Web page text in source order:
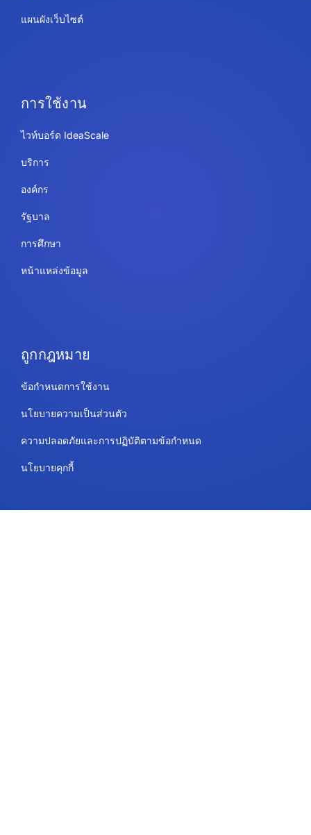
แผนผังเว็บไซต์
การใช้งาน
ไวท์บอร์ด IdeaScale
บริการ
องค์กร
รัฐบาล
การศึกษา
หน้าแหล่งข้อมูล
ถูกกฎหมาย
ข้อกำหนดการใช้งาน
นโยบายความเป็นส่วนตัว
ความปลอดภัยและการปฏิบัติตามข้อกำหนด
นโยบายคุกกี้